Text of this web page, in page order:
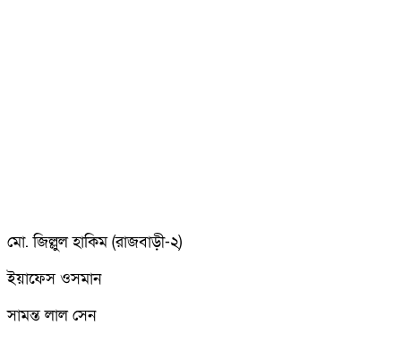
মো. জিল্লুল হাকিম (রাজবাড়ী-২)
ইয়াফেস ওসমান
সামন্ত লাল সেন